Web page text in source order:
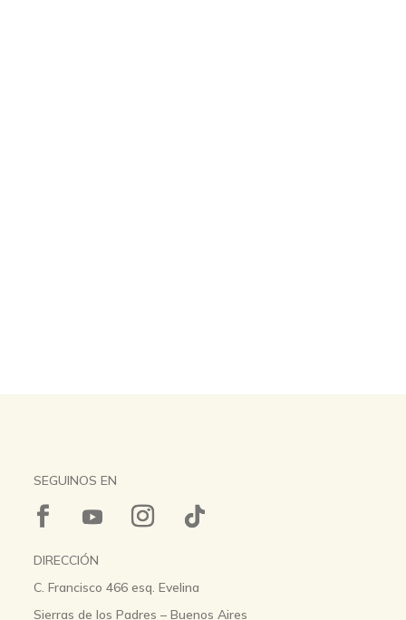
SEGUINOS EN
DIRECCIÓN
C. Francisco 466 esq. Evelina
Sierras de los Padres – Buenos Aires